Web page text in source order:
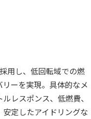
用し、低回転域での燃
ーを実現。具体的なメ
レスポンス、低燃費、
定したアイドリングな